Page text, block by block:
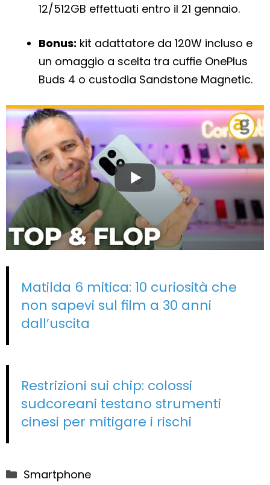
12/512GB effettuati entro il 21 gennaio.
Bonus: kit adattatore da 120W incluso e
un omaggio a scelta tra cuffie OnePlus
Buds 4 o custodia Sandstone Magnetic.
Matilda 6 mitica: 10 curiosità che
non sapevi sul film a 30 anni
dall’uscita
Restrizioni sui chip: colossi
sudcoreani testano strumenti
cinesi per mitigare i rischi
Categorie
Smartphone